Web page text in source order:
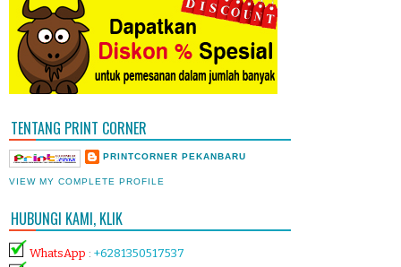
TENTANG PRINT CORNER
PRINTCORNER PEKANBARU
VIEW MY COMPLETE PROFILE
HUBUNGI KAMI, KLIK
WhatsApp : +6281350517537